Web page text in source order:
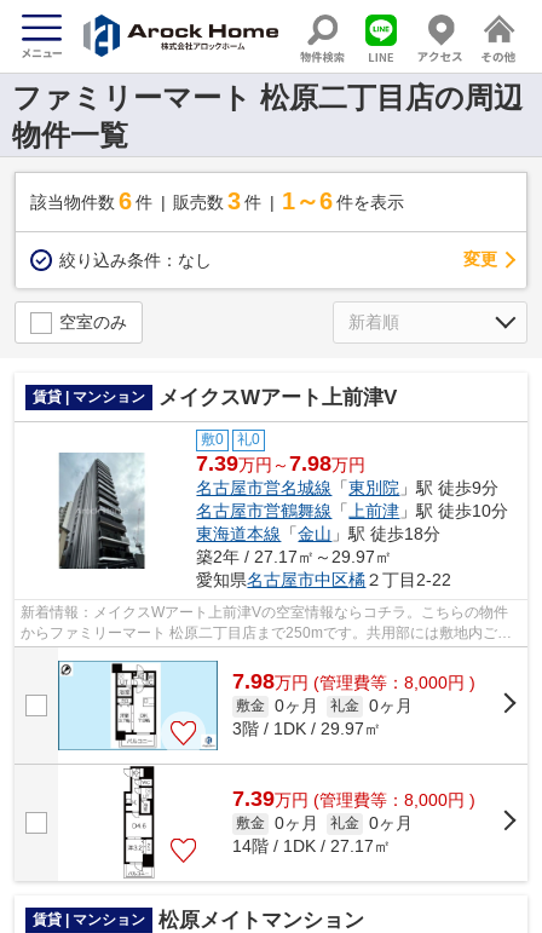
ファミリーマート 松原二丁目店の周辺
物件一覧
該当物件数 6件 販売数 3 件 1～6 件を表示
絞り込み条件： なし 変更
空室のみ
賃貸 | マンション メイクスWアート上前津V
敷0 礼0
7.39万円～7.98万円
名古屋市営名城線 「東別院 」駅 徒歩9分
名古屋市営鶴舞線 「 上前津 」駅 徒歩10分
東海道本線 「金山 」駅 徒歩18分
築2年 / 27.17㎡～29.97㎡
愛知県名古屋市中区橘２丁目2-22
新着情報：メイクスWアート上前津Vの空室情報ならコチラ。こちらの物件
からファミリーマート 松原二丁目店まで250mです。共用部には敷地内ごみ
置き場・エレベータなど様々な設備やサー...
7.98万円 (管理費等：8,000円 )
敷金 0ヶ月 礼金 0ヶ月
3階 / 1DK / 29.97㎡
7.39万円 (管理費等：8,000円 )
敷金 0ヶ月 礼金 0ヶ月
14階 / 1DK / 27.17㎡
賃貸 | マンション 松原メイトマンション